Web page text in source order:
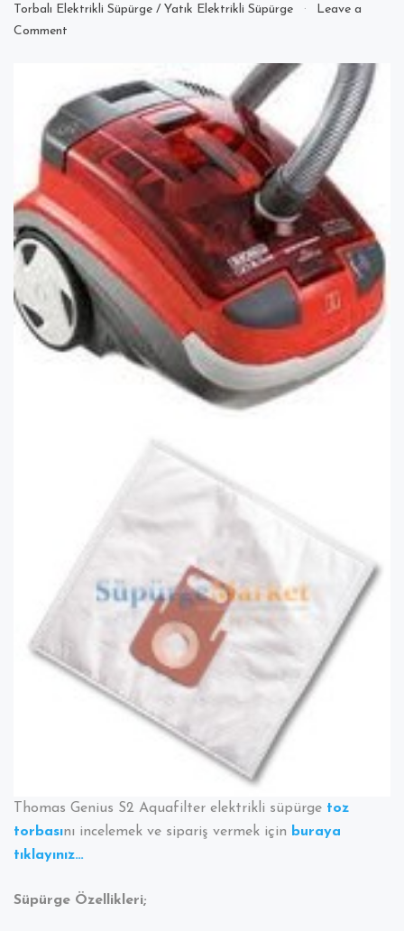
Torbalı Elektrikli Süpürge / Yatık Elektrikli Süpürge
Leave a
Comment
Aquafilter
Elektrikli
Süpürge
Toz
Torbası
Nerede
Bulunur
?
Thomas Genius S2 Aquafilter elektrikli süpürge toz
torbasını incelemek ve sipariş vermek için buraya
tıklayınız…
Süpürge Özellikleri;